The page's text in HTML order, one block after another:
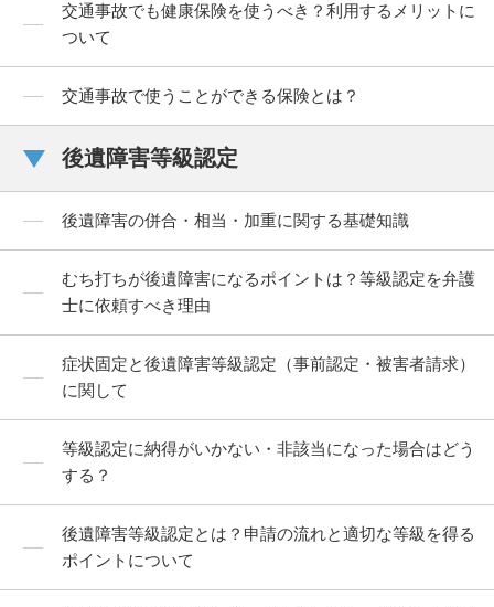
交通事故でも健康保険を使うべき？利用するメリットに
ついて
交通事故で使うことができる保険とは？
後遺障害等級認定
後遺障害の併合・相当・加重に関する基礎知識
むち打ちが後遺障害になるポイントは？等級認定を弁護
士に依頼すべき理由
症状固定と後遺障害等級認定（事前認定・被害者請求）
に関して
等級認定に納得がいかない・非該当になった場合はどう
する？
後遺障害等級認定とは？申請の流れと適切な等級を得る
ポイントについて